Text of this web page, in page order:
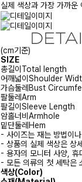
실제 색상과 가장 가까운
(cm기준)
SIZE
총길이 Total length
어깨넓이 Shoulder
가슴둘레 Bust
팔둘레Arm
팔길이 Sleeve Length
암홀너비 Armhole
밑단둘레 Hem
- 사이즈는 재는 방법이
- 상품의 실제 색상은 상
- 용자의 모니터 사양, 휴
- 모든 의류의 첫 세탁은
색상(Color)